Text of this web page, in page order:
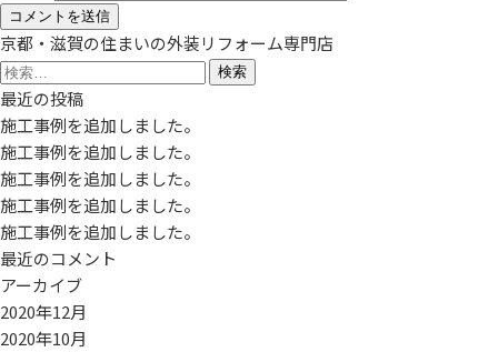
京都・滋賀の住まいの外装リフォーム専門店
検
索:
最近の投稿
施工事例を追加しました。
施工事例を追加しました。
施工事例を追加しました。
施工事例を追加しました。
施工事例を追加しました。
最近のコメント
アーカイブ
2020年12月
2020年10月